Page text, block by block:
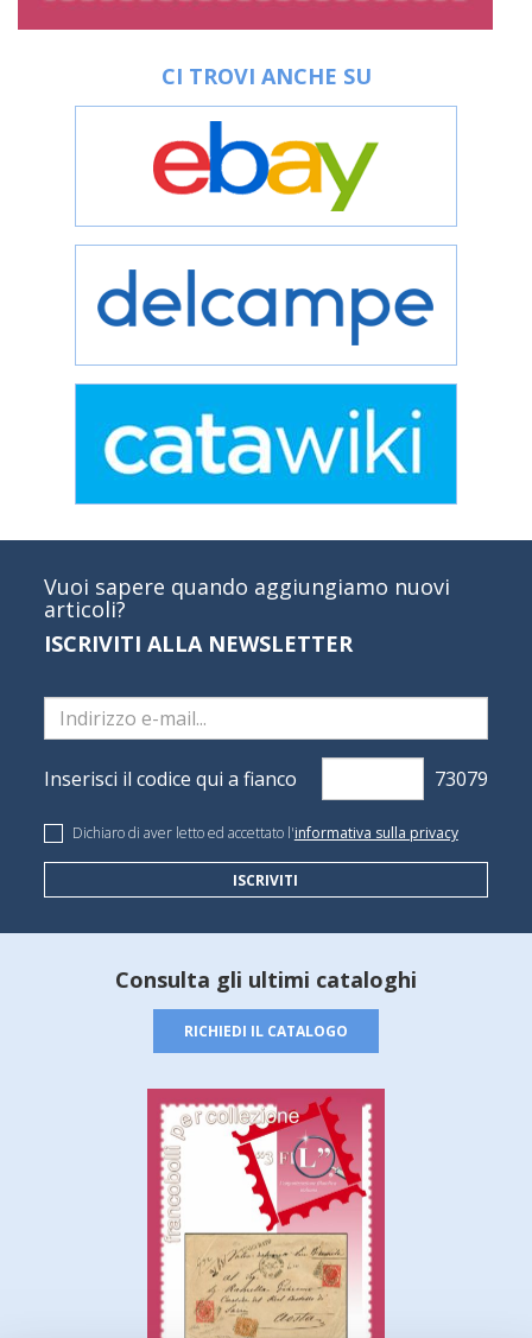
CI TROVI ANCHE SU
Vuoi sapere quando aggiungiamo nuovi
articoli?
ISCRIVITI ALLA NEWSLETTER
Inserisci il codice qui a fianco
Dichiaro di aver letto ed accettato l'informativa sulla privacy
ISCRIVITI
Consulta gli ultimi cataloghi
RICHIEDI IL CATALOGO